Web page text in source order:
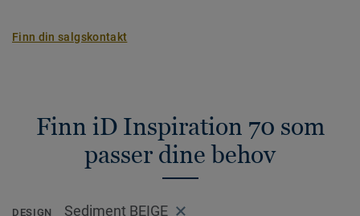
Finn din salgskontakt
Finn iD Inspiration 70 som
passer dine behov
DESIGN Sediment BEIGE